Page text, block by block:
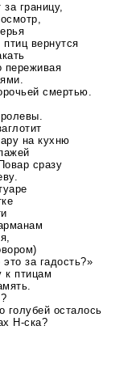
границу,
вернутся
переживая
смертью.
на кухню
сразу
это за гадость?»
к птицам
голубей осталось
Н-ска?